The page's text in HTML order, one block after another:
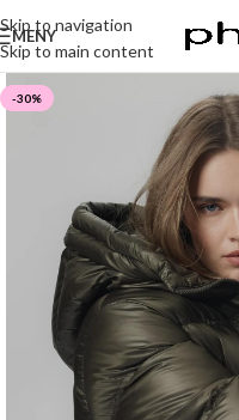
Skip to navigation
Skip to main content
MENY
-30%